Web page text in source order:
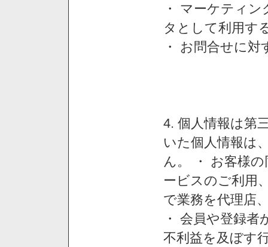
・ マーケティ
タとして利用す
・ お問合せに
4. 個人情報は第
いた個人情報は
ん。 ・ お客様
ービスのご利用
で業務を代理店
・ 会員や登録
不利益を及ぼす